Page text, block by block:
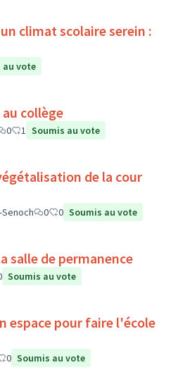
climat scolaire serein :
au vote
collège
0 1 Soumis au vote
de la cour
0 0 Soumis au vote
salle de permanence
Soumis au vote
espace pour faire l'école
0 Soumis au vote